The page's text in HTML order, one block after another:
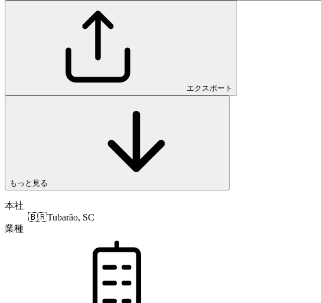
エクスポート
もっと見る
本社
🇧🇷Tubarão, SC
業種